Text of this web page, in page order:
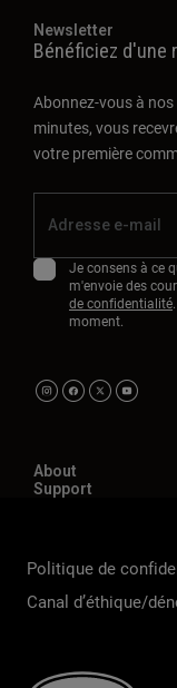
Newsletter
Bénéficiez d'une
Abonnez-vous à
minutes, vous
votre première
Je consens à ce
m'envoie des
de confidentialité
moment.
About
Support
Politique de
Canal d’éthique/